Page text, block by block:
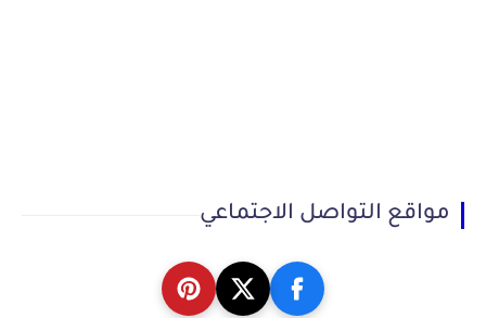
مواقع التواصل الاجتماعي